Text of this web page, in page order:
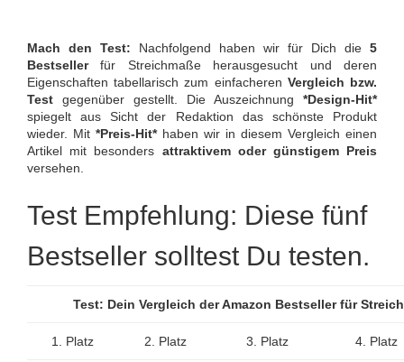
Mach den Test: Nachfolgend haben wir für Dich die 5
Bestsellerfür Streichmaße herausgesucht und deren
Eigenschaften tabellarisch zum einfacheren Vergleich bzw.
Test gegenüber gestellt. Die Auszeichnung *Design-Hit*
spiegelt aus Sicht der Redaktion das schönste Produkt
wieder. Mit *Preis-Hit*haben wir in diesem Vergleich einen
Artikel mit besonders attraktivem oder günstigem Preis
versehen.
Test Empfehlung: Diese fünf
Bestseller solltest Du testen.
Test: Dein Vergleich der Amazon Bestseller für
1. Platz 2. Platz 3. Platz 4. Platz